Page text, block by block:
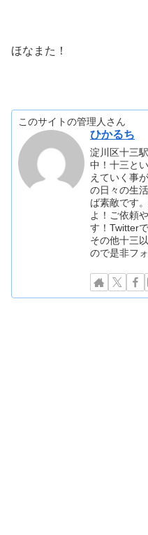
ほなまた！
このサイトの管理人さん
ひかるち
淀川区十三
中！十三と
えていく事
の日々の生
ば素敵です
よ！ご依頼
す！Twitter
その他十三
ので是非フ